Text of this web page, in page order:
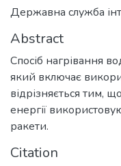
Державна служба
Abstract
Спосіб нагрівання
який включає
відрізняється тим,
енергії
ракети.
Citation